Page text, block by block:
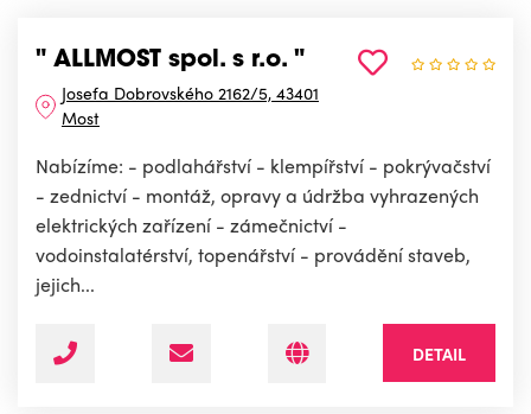
" ALLMOST spol. s r.o. "
Josefa Dobrovského 2162/5, 43401
Most
Nabízíme: - podlahářství - klempířství - pokrývačství
- zednictví - montáž, opravy a údržba vyhrazených
elektrických zařízení - zámečnictví -
vodoinstalatérství, topenářství - provádění staveb,
jejich...
DETAIL